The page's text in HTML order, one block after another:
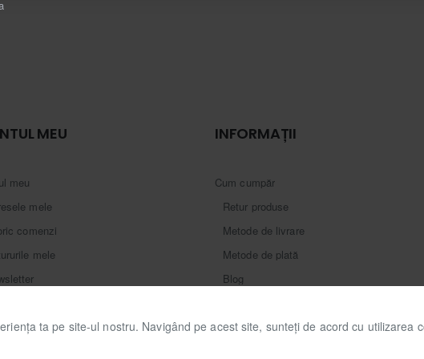
ta pe site-ul nostru. Navigând pe acest site, sunteți de acord cu utilizarea
MEU
meu
mele
comenzi
mele
INFORMAȚII
Cum cumpăr
Retur produse
Metode de livrare
Metode de plată
Blog